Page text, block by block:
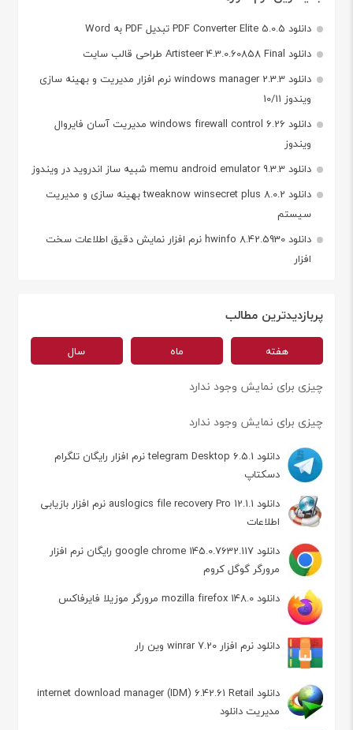
دانلود PDF Converter Elite 5.0.5 تبدیل PDF به Word
دانلود Artisteer 4.3.0.60858 Final طراحی قالب سایت
دانلود windows manager 2.3.3 نرم افزار مدیریت و بهینه سازی
ویندوز 10/11
دانلود windows firewall control 6.26 مدیریت آسان فایروال
ویندوز
دانلود memu android emulator 9.3.3 شبیه ساز اندروید در ویندوز
دانلود tweaknow winsecret plus 8.0.2 بهینه سازی و مدیریت
سیستم
دانلود hwinfo 8.42.5930 نرم افزار نمایش دقیق اطلاعات سخت
افزار
پربازدیدترین مطالب
هفته ماه سال
چیزی برای نمایش وجود ندارد
چیزی برای نمایش وجود ندارد
دانلود telegram Desktop 6.5.1 نرم افزار رایگان تلگرام
دسکتاپ
دانلود auslogics file recovery Pro 12.1.1 نرم افزار بازیابی
اطلاعات
دانلود google chrome 145.0.7632.117 رایگان نرم افزار
مرورگر گوگل کروم
دانلود mozilla firefox 148.0 مرورگر موزیلا فایرفاکس
دانلود نرم افزار winrar 7.20 وین رار
دانلود internet download manager (IDM) 6.42.61 Retail
مدیریت دانلود